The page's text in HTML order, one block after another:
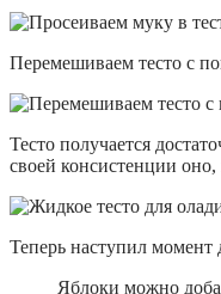
Перемешиваем тесто с
Тесто получается
своей консистенции
Теперь наступил момент
Яблоки можно